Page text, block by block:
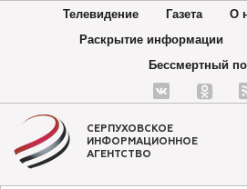
Телевидение Газета О
Раскрытие информации
Бессмертный
СЕРПУХОВСКОЕ
ИНФОРМАЦИОННОЕ
АГЕНТСТВО